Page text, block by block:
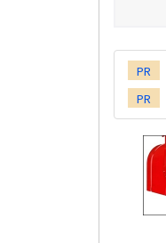
PR
PR